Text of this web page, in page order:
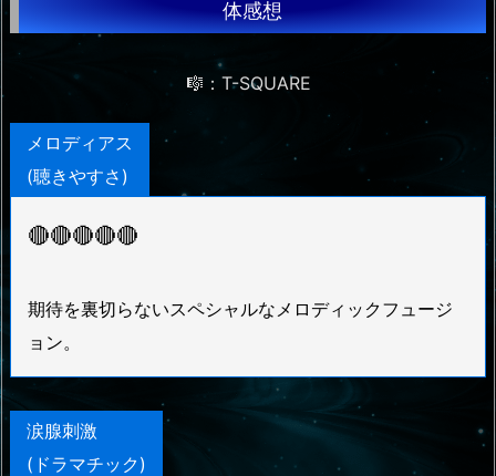
体感想
🎼：T-SQUARE
メロディアス
(聴きやすさ)
🔴🔴🔴🔴🔴
期待を裏切らないスペシャルなメロディックフュージ
ョン。
涙腺刺激
(ドラマチック)